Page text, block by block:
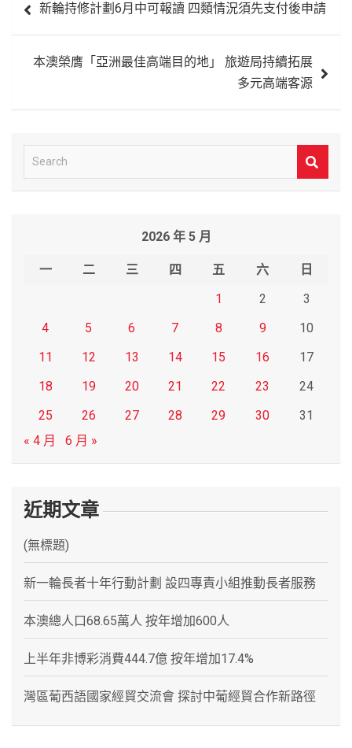
章 新輪持修計劃6月中可報讀 四類情況須先支付後申請
本澳榮膺「亞洲最佳高端目的地」 旅遊局持續拓展
多元高端客源
e
2026 年 5 月
一 二 三 四 五 六
日
1
2
3
4
5 6 7 8 9
10
11
12 13 14 15 16
17
18
19 20 21 22 23
24
25
26 27 28 29 30
31
« 4 月
6 月 »
近期文章
(無標題)
新一輪長者十年行動計劃 設四專責小組推動長者服務
本澳總人口68.65萬人 按年增加600人
上半年非博彩消費444.7億 按年增加17.4%
灣區葡西語國家經貿交流會 探討中葡經貿合作新路徑